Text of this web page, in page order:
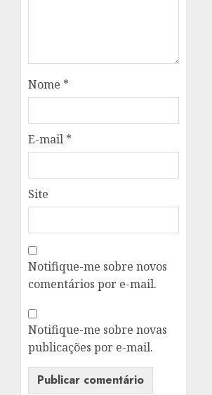
Nome *
E-mail *
Site
Notifique-me sobre novos
comentários por e-mail.
Notifique-me sobre novas
publicações por e-mail.